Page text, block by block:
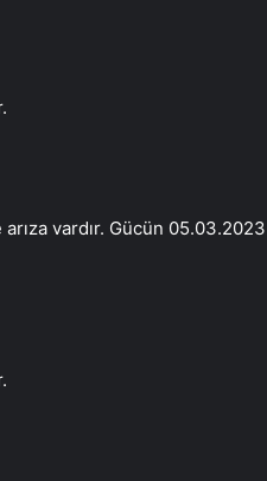
vardır. Gücün